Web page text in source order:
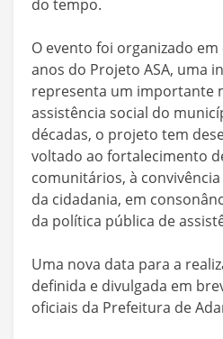
do tempo.
O evento foi organizado
anos do Projeto ASA, uma
representa um importante
assistência social do
décadas, o projeto tem
voltado ao fortalecimento
comunitários, à
da cidadania, em
da política pública de
Uma nova data para a
definida e divulgada em
oficiais da Prefeitura de